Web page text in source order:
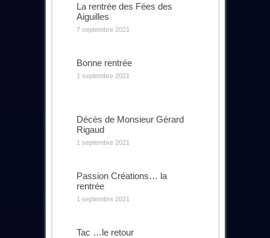
La rentrée des Fées des
Aiguilles
7 septembre 2021
Bonne rentrée
1 septembre 2021
Décès de Monsieur Gérard
Rigaud
1 septembre 2021
Passion Créations… la
rentrée
1 septembre 2021
Tac …le retour